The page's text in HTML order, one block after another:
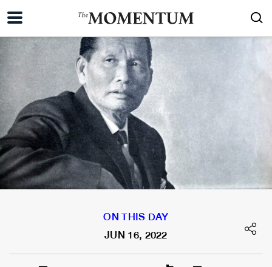
ON THIS DAY
JUN 16, 2022